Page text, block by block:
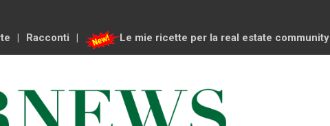
Racconti Le mie ricette per la real estate community